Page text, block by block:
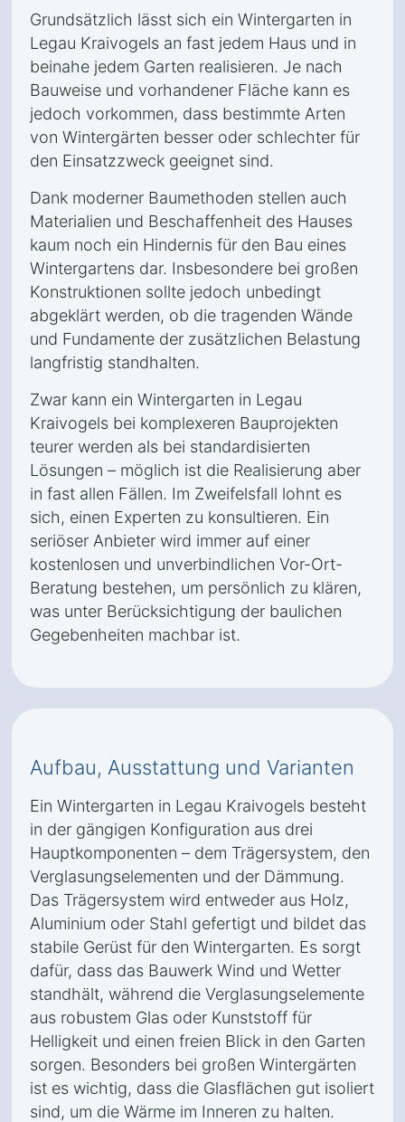
Grundsätzlich lässt sich ein Wintergarten in
Legau Kraivogels an fast jedem Haus und in
beinahe jedem Garten realisieren. Je nach
Bauweise und vorhandener Fläche kann es
jedoch vorkommen, dass bestimmte Arten
von Wintergärten besser oder schlechter für
den Einsatzzweck geeignet sind.
Dank moderner Baumethoden stellen auch
Materialien und Beschaffenheit des Hauses
kaum noch ein Hindernis für den Bau eines
Wintergartens dar. Insbesondere bei großen
Konstruktionen sollte jedoch unbedingt
abgeklärt werden, ob die tragenden Wände
und Fundamente der zusätzlichen Belastung
langfristig standhalten.
Zwar kann ein Wintergarten in Legau
Kraivogels bei komplexeren Bauprojekten
teurer werden als bei standardisierten
Lösungen – möglich ist die Realisierung aber
in fast allen Fällen. Im Zweifelsfall lohnt es
sich, einen Experten zu konsultieren. Ein
seriöser Anbieter wird immer auf einer
kostenlosen und unverbindlichen Vor-Ort-
Beratung bestehen, um persönlich zu klären,
was unter Berücksichtigung der baulichen
Gegebenheiten machbar ist.
Aufbau, Ausstattung und Varianten
Ein Wintergarten in Legau Kraivogels besteht
in der gängigen Konfiguration aus drei
Hauptkomponenten – dem Trägersystem, den
Verglasungselementen und der Dämmung.
Das Trägersystem wird entweder aus Holz,
Aluminium oder Stahl gefertigt und bildet das
stabile Gerüst für den Wintergarten. Es sorgt
dafür, dass das Bauwerk Wind und Wetter
standhält, während die Verglasungselemente
aus robustem Glas oder Kunststoff für
Helligkeit und einen freien Blick in den Garten
sorgen. Besonders bei großen Wintergärten
ist es wichtig, dass die Glasflächen gut isoliert
sind, um die Wärme im Inneren zu halten.